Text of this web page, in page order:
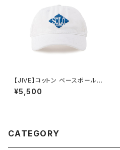
【JIVE】コットン ベースボールキ
ャップ（ホワイト）
¥5,500
CATEGORY